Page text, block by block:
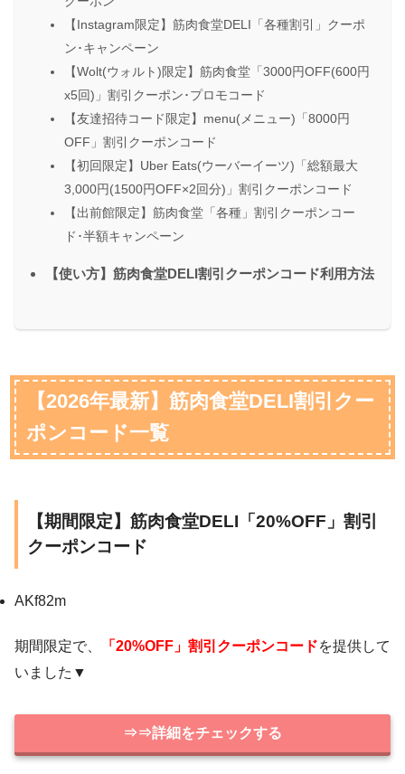
【Instagram限定】筋肉食堂DELI「各種割引」クーポ
ン･キャンペーン
【Wolt(ウォルト)限定】筋肉食堂「3000円OFF(600円
x5回)」割引クーポン･プロモコード
【友達招待コード限定】menu(メニュー)「8000円
OFF」割引クーポンコード
【初回限定】Uber Eats(ウーバーイーツ)「総額最大
3,000円(1500円OFF×2回分)」割引クーポンコード
【出前館限定】筋肉食堂「各種」割引クーポンコー
ド･半額キャンペーン
【使い方】筋肉食堂DELI割引クーポンコード利用方法
【2026年最新】筋肉食堂DELI割引クー
ポンコード一覧
【期間限定】筋肉食堂DELI「20%OFF」割引
クーポンコード
AKf82m
期間限定で、 「20%OFF」割引クーポンコードを提供して
いました▼
⇒⇒詳細をチェックする